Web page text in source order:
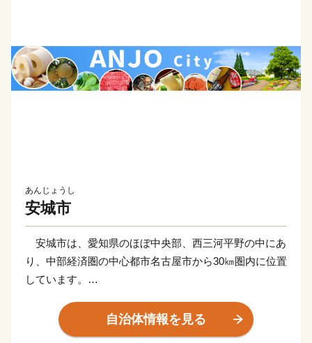
あんじょうし
安城市
安城市は、愛知県のほぼ中央部、西三河平野の中にあ
り、中部経済圏の中心都市名古屋市から30㎞圏内に位置
しています。
ンマーク」と呼ばれ、全国に名を広めるほど農業先進都
市として発展してきました。稲作、果樹などを栽培し、
自治体情報を見る